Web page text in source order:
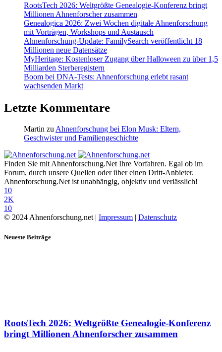
RootsTech 2026: Weltgrößte Genealogie-Konferenz bringt
Millionen Ahnenforscher zusammen
Genealogica 2026: Zwei Wochen digitale Ahnenforschung
mit Vorträgen, Workshops und Austausch
Ahnenforschung-Update: FamilySearch veröffentlicht 18
Millionen neue Datensätze
MyHeritage: Kostenloser Zugang über Halloween zu über 1,5
Milliarden Sterberegistern
Boom bei DNA-Tests: Ahnenforschung erlebt rasant
wachsenden Markt
Letzte Kommentare
Martin zu Ahnenforschung bei Elon Musk: Eltern,
Geschwister und Familiengeschichte
Finden Sie mit Ahnenforschung.Net Ihre Vorfahren. Egal ob im
Forum, durch unsere Quellen oder über einen Dritt-Anbieter.
Ahnenforschung.Net ist unabhängig, objektiv und verlässlich!
10
2K
10
© 2024 Ahnenforschung.net | Impressum | Datenschutz
Neueste Beiträge
RootsTech 2026: Weltgrößte Genealogie-Konferenz
bringt Millionen Ahnenforscher zusammen